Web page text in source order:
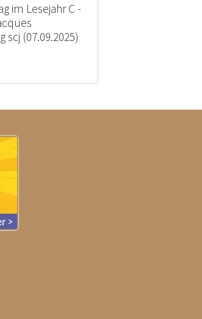
im Lesejahr C -
scj (07.09.2025)